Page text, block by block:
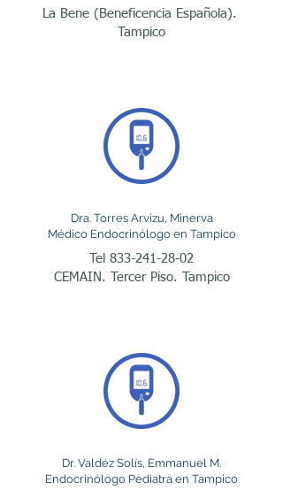
enfermedades
endocrinólogos realizan
una evaluación integral
para identificar las causas
desarrollar un tratamiento
personalizado que puede
incluir modificaciones en el
medicamentos para el
control del peso y
seguimiento continuo.
Las enfermedades de la
La Bene (Beneficencia Española).
Tampico
Dra. Torres Arvizu, Minerva
Médico Endocrinólogo en Tampico
Tel 833-241-28-02
CEMAIN. Tercer Piso. Tampico
Dr. Valdéz Solís, Emmanuel M.
Endocrinólogo Pediatra en Tampico